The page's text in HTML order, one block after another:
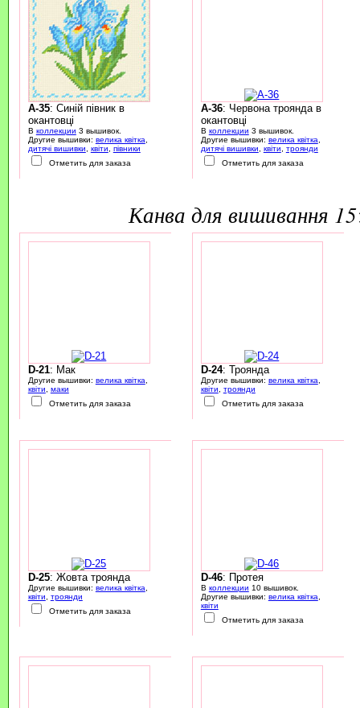
A-35: Синій півник в
окантовці
В коллекции 3 вышивок.
Другие вышивки: велика квітка
дитячі вишивки
квіти
півники
Отметить для заказа
A-36: Червона троянда в
окантовці
В коллекции 3 вышивок.
Другие вышивки: велика квітка
дитячі вишивки
квіти
троянди
Отметить для заказа
канва для вишивання
D-21: Мак
Другие вышивки: велика квітка
квіти
маки
Отметить для заказа
D-24: Троянда
Другие вышивки: велика квітка
квіти
троянди
Отметить для заказа
D-25: Жовта троянда
Другие вышивки: велика квітка
квіти
троянди
Отметить для заказа
D-46: Протея
В коллекции 10 вышивок.
Другие вышивки: велика квітка
квіти
Отметить для заказа